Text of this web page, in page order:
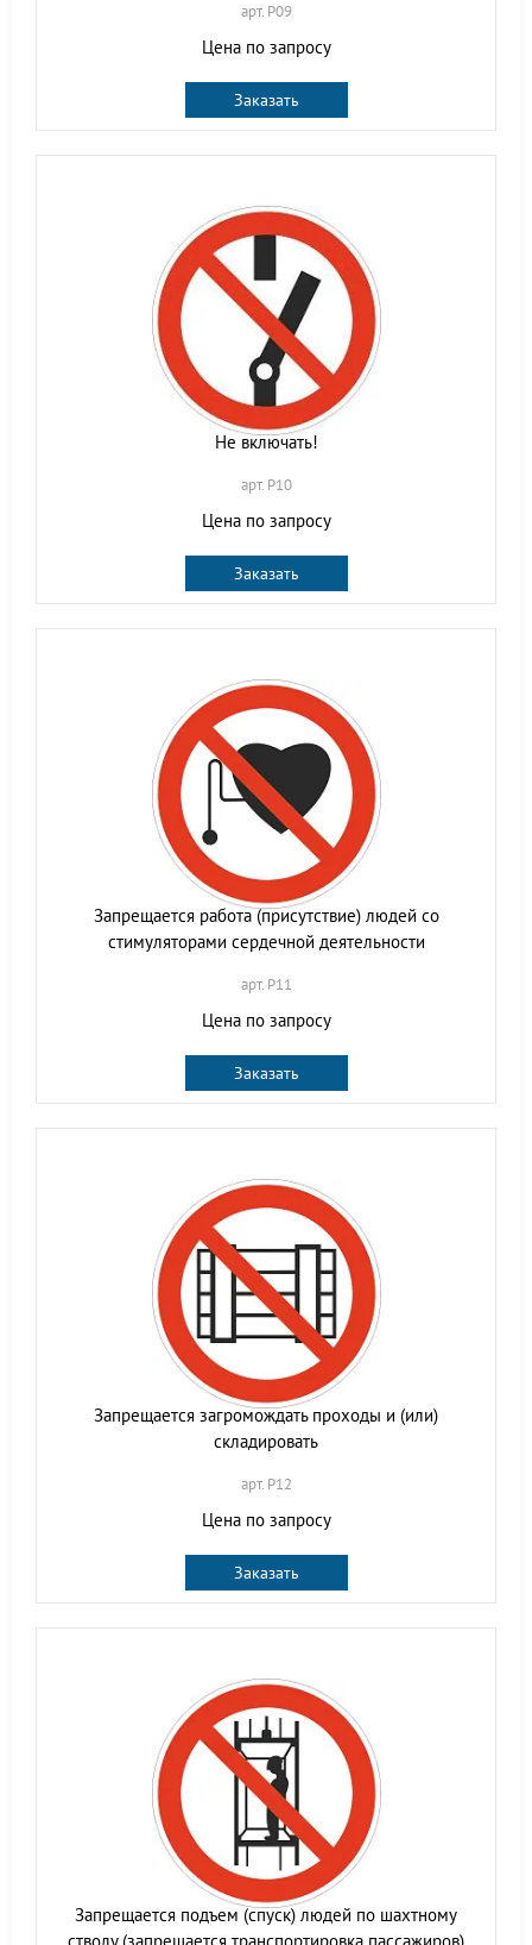
арт. P09
Цена по запросу
Заказать
Не включать!
арт. P10
Цена по запросу
Заказать
Запрещается работа (присутствие) людей со
стимуляторами сердечной деятельности
арт. P11
Цена по запросу
Заказать
Запрещается загромождать проходы и (или)
складировать
арт. P12
Цена по запросу
Заказать
Запрещается подъем (спуск) людей по шахтному